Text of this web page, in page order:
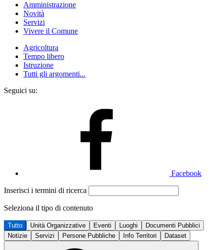
Amministrazione
Novità
Servizi
Vivere il Comune
Agricoltura
Tempo libero
Istruzione
Tutti gli argomenti...
Seguici su:
Facebook
Inserisci i termini di ricerca
Seleziona il tipo di contenuto
Tutto Unità Organizzative Eventi Luoghi
Documenti Pubblici
Notizie
Servizi Persone Pubbliche Info Territori Dataset